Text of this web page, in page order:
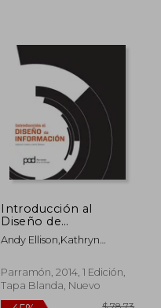
45%
dcto.
Introducción al
Diseño de
Información
Andy Ellison,Kathryn
Parramón, 2014, 1 Edición,
Tapa Blanda, Nuevo